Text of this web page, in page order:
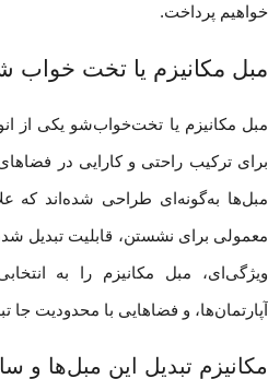
خواهیم پرداخت.
مبل مکانیزم یا تخت
مبل مکانیزم یا تخت‌خواب‌شو یکی از
برای ترکیب راحتی و کارایی در
مبل‌ها به‌گونه‌ای طراحی شده‌اند که
معمولی برای نشستن، قابلیت تبدیل
ویژگی‌ای، مبل مکانیزم را به
آپارتمان‌ها، و فضاهایی با محدودیت جا
مکانیزم تبدیل این مبل‌ها و